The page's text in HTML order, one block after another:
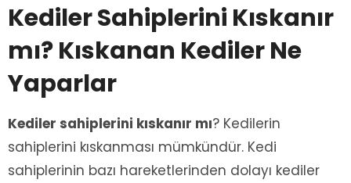
Kediler Sahiplerini Kıskanır
mı? Kıskanan Kediler Ne
Yaparlar
Kediler sahiplerini kıskanır mı? Kedilerin
sahiplerini kıskanması mümkündür. Kedi
sahiplerinin bazı hareketlerinden dolayı kediler